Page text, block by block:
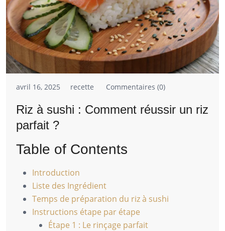
avril 16, 2025 recette Commentaires (0)
Riz à sushi : Comment réussir un riz
parfait ?
Table of Contents
Introduction
Liste des Ingrédient
Temps de préparation du riz à sushi
Instructions étape par étape
Étape 1 : Le rinçage parfait